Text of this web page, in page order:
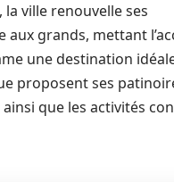
ville renouvelle ses
grands, mettant
une destination
proposent ses
que les activités